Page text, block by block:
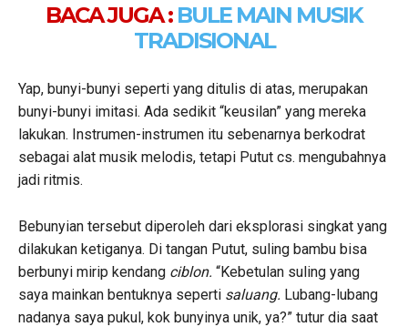
BACA JUGA : BULE MAIN MUSIK
TRADISIONAL
Yap, bunyi-bunyi seperti yang ditulis di atas, merupakan
bunyi-bunyi imitasi. Ada sedikit “keusilan” yang mereka
lakukan. Instrumen-instrumen itu sebenarnya berkodrat
sebagai alat musik melodis, tetapi Putut cs. mengubahnya
jadi ritmis.
Bebunyian tersebut diperoleh dari eksplorasi singkat yang
dilakukan ketiganya. Di tangan Putut, suling bambu bisa
berbunyi mirip kendang ciblon. “Kebetulan suling yang
saya mainkan bentuknya seperti saluang. Lubang-lubang
nadanya saya pukul, kok bunyinya unik, ya?” tutur dia saat